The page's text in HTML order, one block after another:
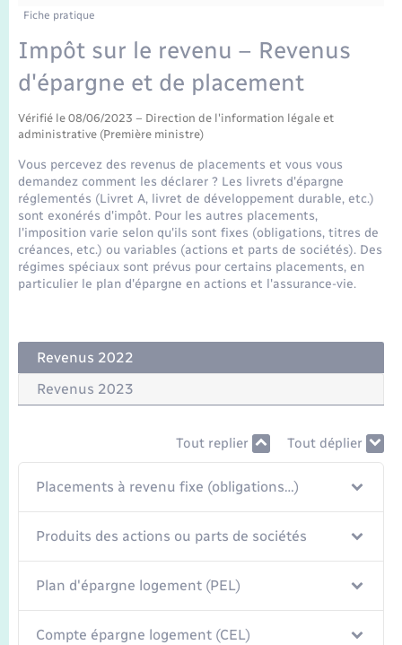
Etat-civil - Papiers - Citoyenneté
Mariage – PACS
Parrainage civil
Recensement
Loisirs
Nouvel habitant
Numérique
Sécurité - Prévention
Seniors
Transports
Transports scolaires
Voirie et espace public
Travaux - Autorisation d’occupation de l’espace
Compétences
Plan interactif
Présentation de la commune
Publications
La Communauté de communes
Fiche pratique
Impôt sur le revenu – Revenus
d'épargne et de placement
Vérifié le 08/06/2023 – Direction de l'information légale et
administrative (Première ministre)
Vous percevez des revenus de placements et vous vous
demandez comment les déclarer ? Les livrets d'épargne
réglementés (Livret A, livret de développement durable, etc.)
sont exonérés d'impôt. Pour les autres placements,
l'imposition varie selon qu'ils sont fixes (obligations, titres de
créances, etc.) ou variables (actions et parts de sociétés). Des
régimes spéciaux sont prévus pour certains placements, en
particulier le plan d'épargne en actions et l'assurance-vie.
Revenus 2022
Revenus 2023
Tout replier Tout déplier
Placements à revenu fixe (obligations…)
Produits des actions ou parts de sociétés
Plan d'épargne logement (PEL)
Compte épargne logement (CEL)